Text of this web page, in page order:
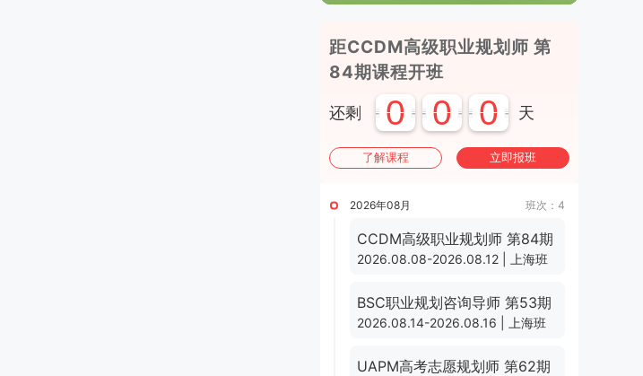
距CCDM高级职业规划师 第
84期课程开班
还剩 0 0 0 天
了解课程 立即报班
班次：4
2026年08月
CCDM高级职业规划师 第84期
2026.08.08-2026.08.12 | 上海班
BSC职业规划咨询导师 第53期
2026.08.14-2026.08.16 | 上海班
UAPM高考志愿规划师 第62期